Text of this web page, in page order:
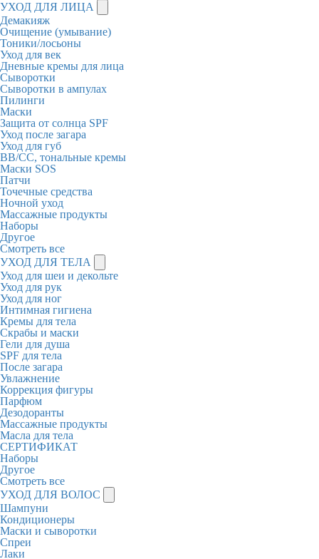
УХОД ДЛЯ ЛИЦА
Демакияж
Очищение (умывание)
Тоники/лосьоны
Уход для век
Дневные кремы для лица
Сыворотки
Сыворотки в ампулах
Пилинги
Маски
Защита от солнца SPF
Уход после загара
Уход для губ
BB/CC, тональные кремы
Маски SOS
Патчи
Точечные средства
Ночной уход
Массажные продукты
Наборы
Другое
Смотреть все
УХОД ДЛЯ ТЕЛА
Уход для шеи и декольте
Уход для рук
Уход для ног
Интимная гигиена
Кремы для тела
Скрабы и маски
Гели для душа
SPF для тела
После загара
Увлажнение
Коррекция фигуры
Парфюм
Дезодоранты
Массажные продукты
Масла для тела
СЕРТИФИКАТ
Наборы
Другое
Смотреть все
УХОД ДЛЯ ВОЛОС
Шампуни
Кондиционеры
Маски и сыворотки
Спреи
Лаки